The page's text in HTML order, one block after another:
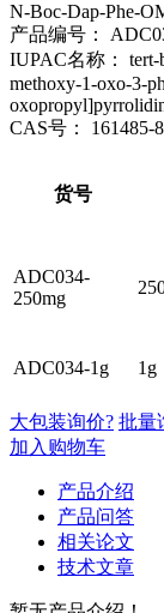
N-Boc-Dap-Phe-
产品编号：
IUPAC名称：
methoxy-1-oxo-3-
CAS号：
161485-
货号
ADC034-
250mg
ADC034-1g 1g
大包装询价? 批量
加入购物车
产品介绍
产品问答
相关论文
技术文章